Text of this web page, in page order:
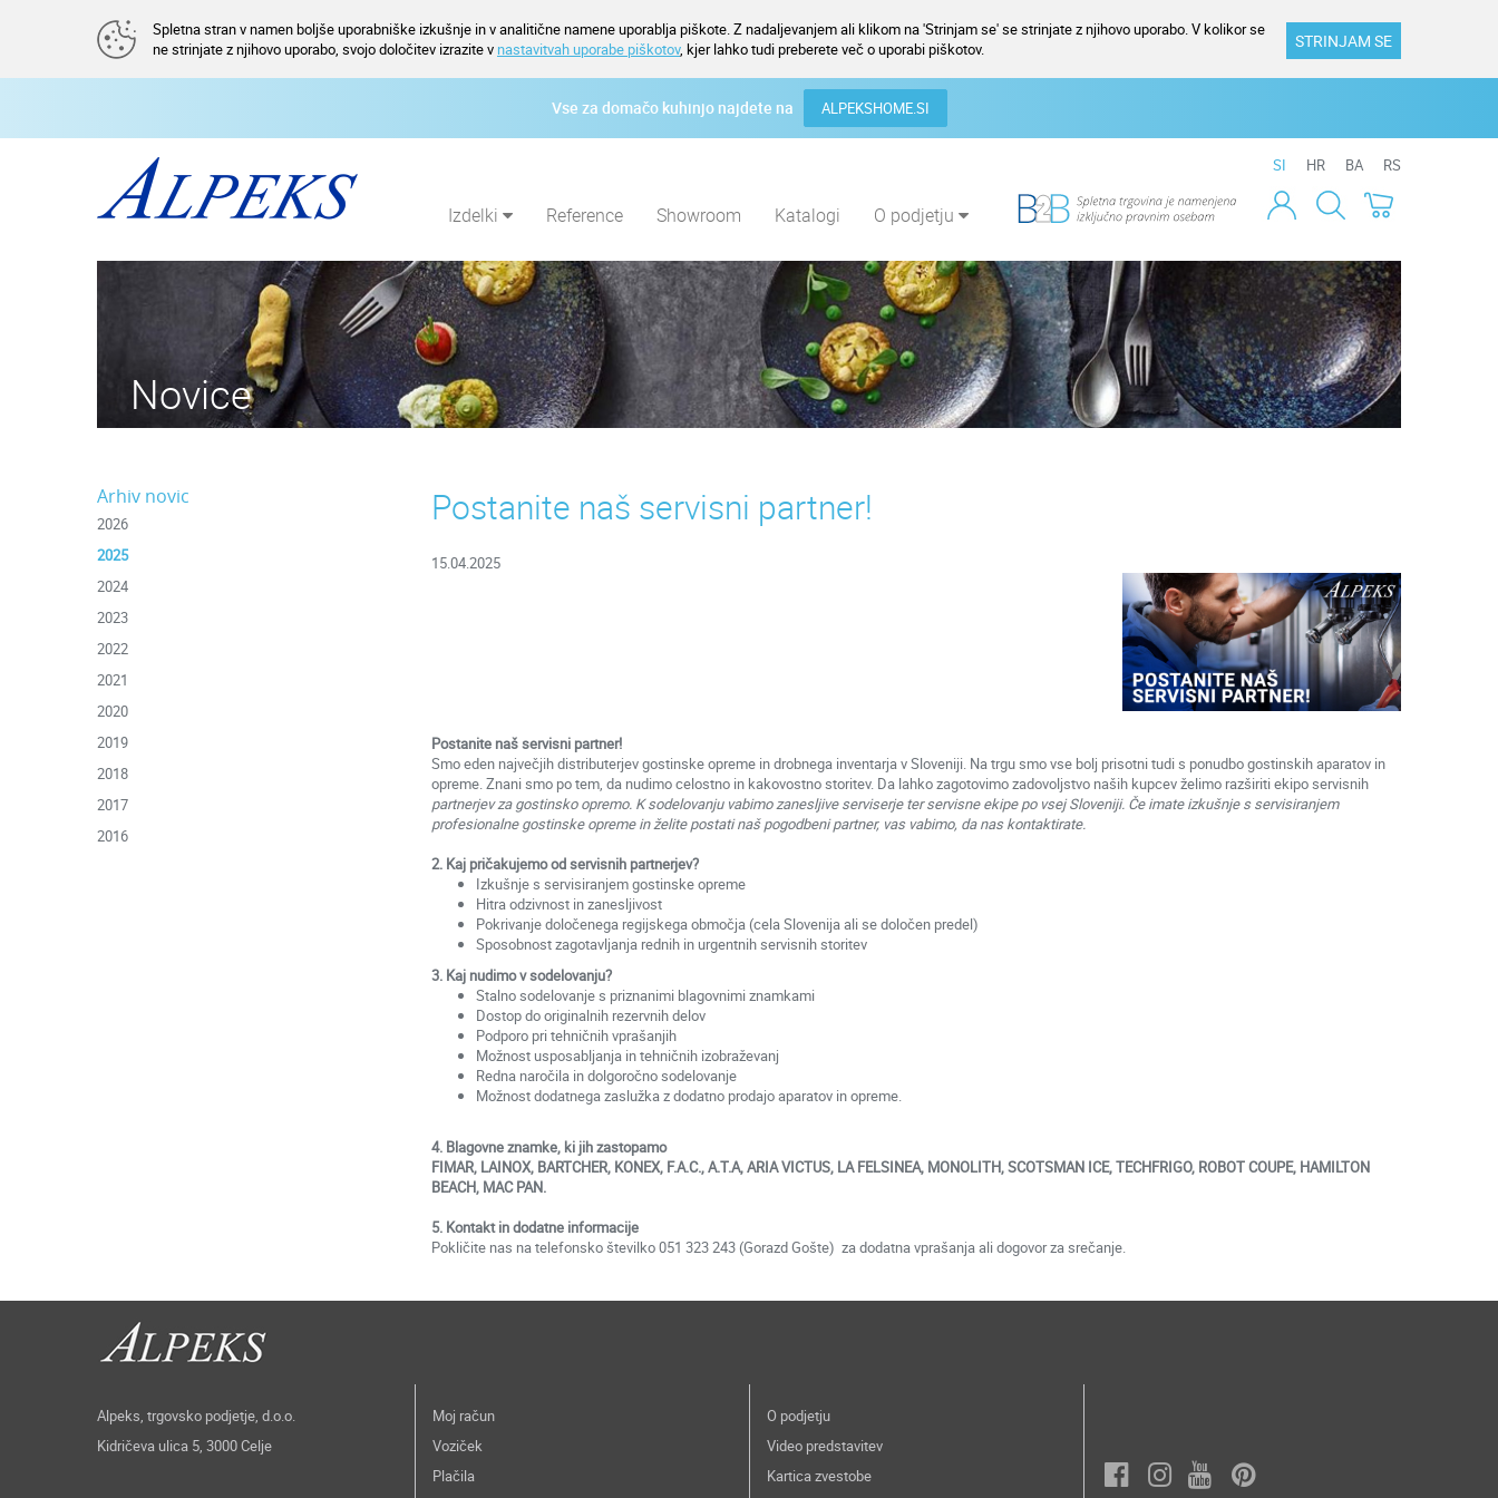
Spletna stran v namen boljše uporabniške izkušnje in v analitične namene uporablja piškote. Z nadaljevanjem ali klikom na 'Strinjam se' se strinjate z njihovo uporabo. V kolikor se
ne strinjate z njihovo uporabo, svojo določitev izrazite v nastavitvah uporabe piškotov, kjer lahko tudi preberete več o uporabi piškotov. STRINJAM SE
Vse za domačo kuhinjo najdete na ALPEKSHOME.SI
SI HR BA RS
Izdelki Reference Showroom Katalogi O podjetju
Novice
Arhiv novic
2026
2025
2024
2023
2022
2021
2020
2019
2018
2017
2016
Postanite naš servisni partner!
15.04.2025
Postanite naš servisni partner!
Smo eden največjih distributerjev gostinske opreme in drobnega inventarja v Sloveniji. Na trgu smo vse bolj prisotni tudi s ponudbo gostinskih aparatov in
opreme. Znani smo po tem, da nudimo celostno in kakovostno storitev. Da lahko zagotovimo zadovoljstvo naših kupcev želimo razširiti ekipo servisnih
partnerjev za gostinsko opremo. K sodelovanju vabimo zanesljive serviserje ter servisne ekipe po vsej Sloveniji. Če imate izkušnje s servisiranjem
profesionalne gostinske opreme in želite postati naš pogodbeni partner, vas vabimo, da nas kontaktirate.
2. Kaj pričakujemo od servisnih partnerjev?
Izkušnje s servisiranjem gostinske opreme
Hitra odzivnost in zanesljivost
Pokrivanje določenega regijskega območja (cela Slovenija ali se določen predel)
Sposobnost zagotavljanja rednih in urgentnih servisnih storitev
3. Kaj nudimo v sodelovanju?
Stalno sodelovanje s priznanimi blagovnimi znamkami
Dostop do originalnih rezervnih delov
Podporo pri tehničnih vprašanjih
Možnost usposabljanja in tehničnih izobraževanj
Redna naročila in dolgoročno sodelovanje
Možnost dodatnega zaslužka z dodatno prodajo aparatov in opreme.
4. Blagovne znamke, ki jih zastopamo
FIMAR, LAINOX, BARTCHER, KONEX, F.A.C., A.T.A, ARIA VICTUS, LA FELSINEA, MONOLITH, SCOTSMAN ICE, TECHFRIGO, ROBOT COUPE, HAMILTON
BEACH, MAC PAN.
5. Kontakt in dodatne informacije
Pokličite nas na telefonsko številko 051 323 243 (Gorazd Gošte) za dodatna vprašanja ali dogovor za srečanje.
Alpeks, trgovsko podjetje, d.o.o.
Kidričeva ulica 5, 3000 Celje
Moj račun
Voziček
Plačila
O podjetju
Video predstavitev
Kartica zvestobe